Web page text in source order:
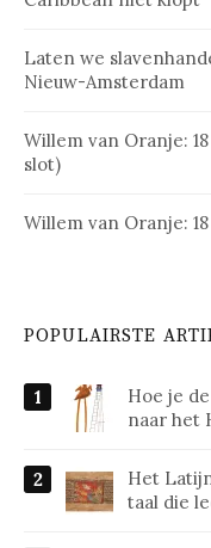
Laten we
Nieuw-Amsterdam
Willem van Oranje:
slot)
Willem van Oranje:
POPULAIRSTE
Hoe je
naar het
Het
taal die